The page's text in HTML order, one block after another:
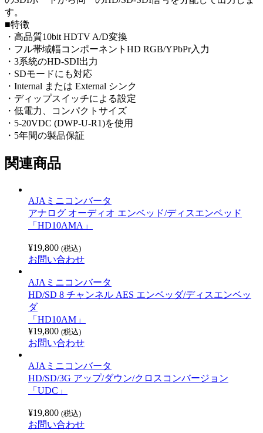
す。
■特徴
・高品質10bit HDTV A/D変換
・フル帯域幅コンポーネントHD RGB/YPbPr入力
・3系統のHD-SDI出力
・SDモードにも対応
・Internal または External シンク
・ディップスイッチによる設定
・低電力、コンパクトサイズ
・5-20VDC (DWP-U-R1)を使用
・5年間の製品保証
関連商品
AJAミニコンバータ
アナログ オーディオ エンベッド/ディスエンベッド
「HD10AMA」
¥19,800 (税込)
お問い合わせ
AJAミニコンバータ
HD/SD 8 チャンネル AES エンベッダ/ディスエンベッ
ダ
「HD10AM」
¥19,800 (税込)
お問い合わせ
AJAミニコンバータ
HD/SD/3G アップ/ダウン/クロスコンバージョン
「UDC」
¥19,800 (税込)
お問い合わせ